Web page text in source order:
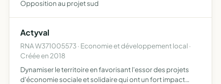
Opposition au projet sud
Actyval
RNA W371005573 · Economie et développement local ·
Créée en 2018
Dynamiser le territoire en favorisant l'essor des projets
d'économie sociale et solidaire qui ont un fort impact